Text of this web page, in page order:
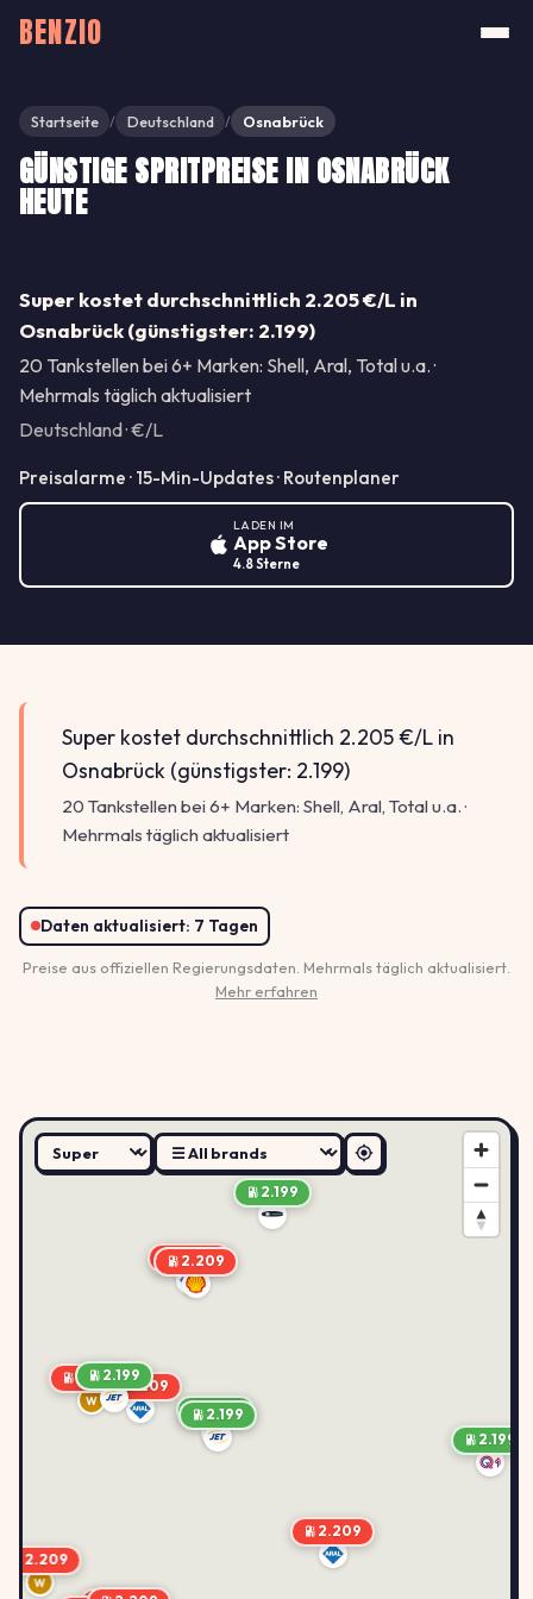
BENZIO
Startseite / Deutschland / Osnabrück
GÜNSTIGE SPRITPREISE IN OSNABRÜCK
HEUTE
Super kostet durchschnittlich 2.205 €/L in
Osnabrück (günstigster: 2.199)
20 Tankstellen bei 6+ Marken: Shell, Aral, Total u.a. ·
Mehrmals täglich aktualisiert
Deutschland · €/L
Preisalarme · 15-Min-Updates · Routenplaner
LADEN IM
App Store
4.8 Sterne
Super kostet durchschnittlich 2.205 €/L in
Osnabrück (günstigster: 2.199)
20 Tankstellen bei 6+ Marken: Shell, Aral, Total u.a. ·
Mehrmals täglich aktualisiert
Daten aktualisiert: 7 Tagen
Preise aus offiziellen Regierungsdaten. Mehrmals täglich aktualisiert.
Mehr erfahren
2.209
2.209
2.209
2.209
W
2.209
W
2.199
2.199
2.199
2.199
2.209
2.199